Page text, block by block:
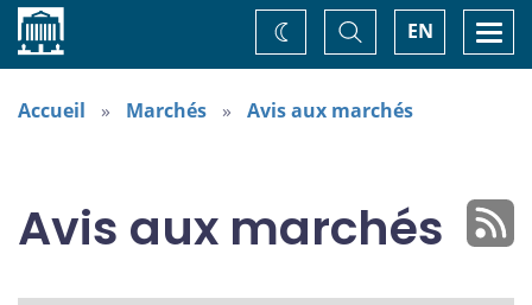
Accueil EN
Basculer
la
recherche
Changez
de
Accueil Marchés Avis aux marchés
Avis aux marchés